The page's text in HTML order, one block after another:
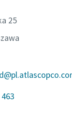
źródłach pary.
25